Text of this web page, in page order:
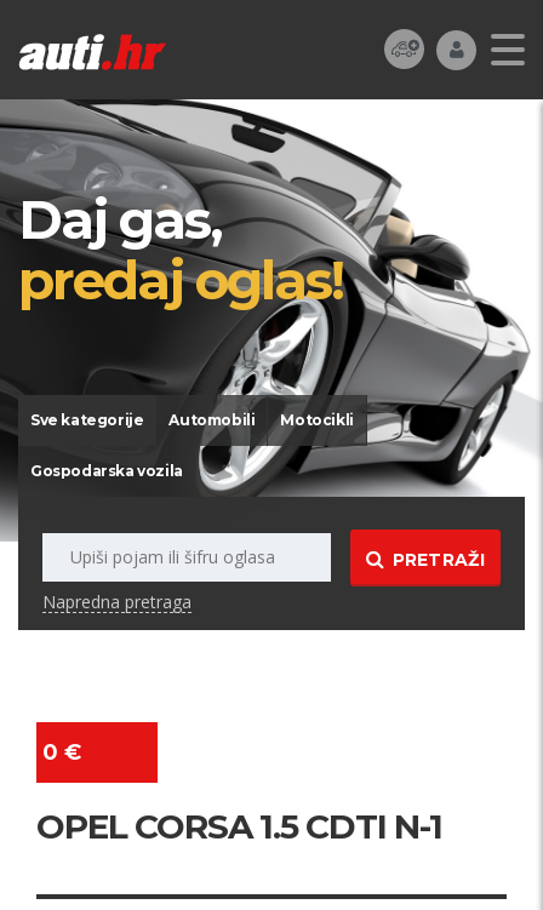
Daj gas,
predaj oglas!
Sve kategorije Automobili Motocikli
Gospodarska vozila
PRETRAŽI
Napredna pretraga
0 €
OPEL CORSA 1.5 CDTI N-1